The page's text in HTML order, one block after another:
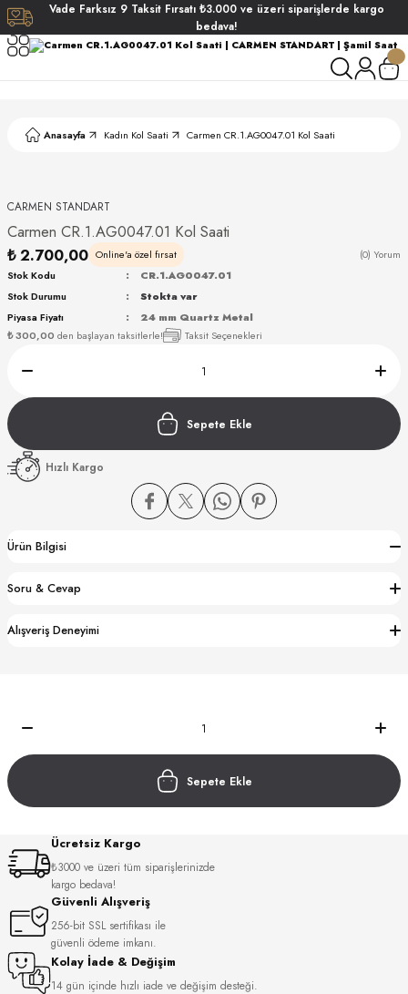
Vade Farksız 9 Taksit Fırsatı ₺3.000 ve üzeri siparişlerde kargo
bedava!
Anasayfa Kadın Kol Saati Carmen CR.1.AG0047.01 Kol Saati
CARMEN STANDART
Carmen CR.1.AG0047.01 Kol Saati
₺ 2.700,00 Online'a özel fırsat (0) Yorum
₺ 300,00 den başlayan taksitlerle! Taksit Seçenekleri
Stok Kodu
CR.1.AG0047.01
Stok Durumu
Stokta var
Piyasa Fiyatı
24 mm Quartz Metal
Sepete Ekle
Hızlı Kargo
Ürün Bilgisi
Soru & Cevap
Alışveriş Deneyimi
Sepete Ekle
Ücretsiz Kargo
₺3000 ve üzeri tüm siparişlerinizde
kargo bedava!
Güvenli Alışveriş
256-bit SSL sertifikası ile
güvenli ödeme imkanı.
Kolay İade & Değişim
14 gün içinde hızlı iade ve değişim desteği.